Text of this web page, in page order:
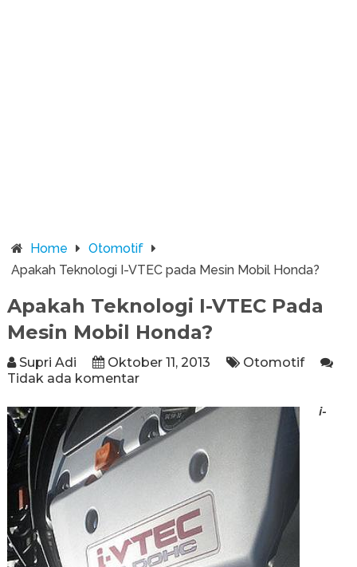
Home
Otomotif
Apakah Teknologi I-VTEC pada Mesin Mobil Honda?
Apakah Teknologi I-VTEC Pada
Mesin Mobil Honda?
Supri Adi Oktober 11, 2013
Otomotif
Tidak ada komentar
i-